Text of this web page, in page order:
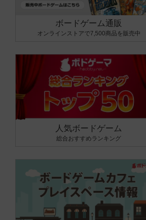
ボードゲーム通販
オンラインストアで7,500商品を販売中
人気ボードゲーム
総合おすすめランキング